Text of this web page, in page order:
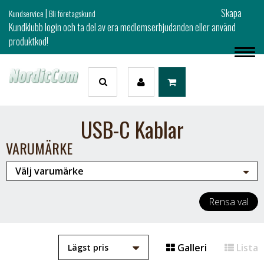
Kundservice|Bli företagskund
Skapa
Kundklubb login och ta del av era medlemserbjudanden eller använd
produktkod!
USB-C Kablar
VARUMÄRKE
Rensa val
Galleri Lista